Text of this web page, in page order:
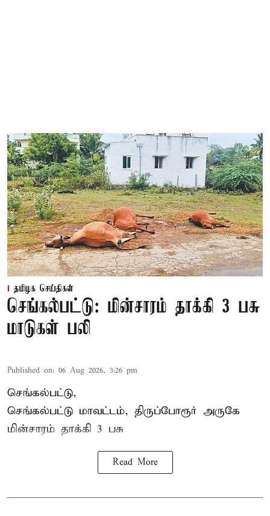
தமிழக செய்திகள்
செங்கல்பட்டு: மின்சாரம் தாக்கி 3 பசு
மாடுகள் பலி
Published on: 06 Aug 2026, 3:26 pm
செங்கல்பட்டு,
செங்கல்பட்டு மாவட்டம், திருப்போரூர் அருகே
மின்சாரம் தாக்கி 3 பசு
Read More